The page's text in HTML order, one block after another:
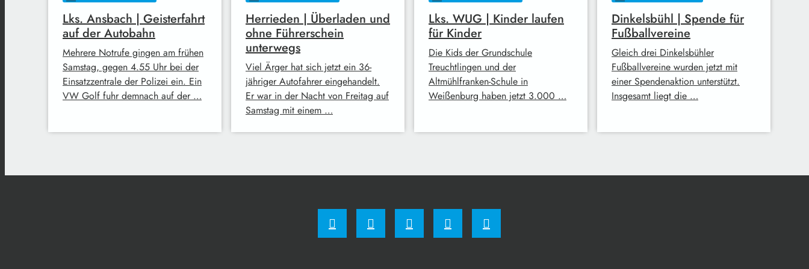
Lks. Ansbach | Geisterfahrt
auf der Autobahn
Mehrere Notrufe gingen am frühen
Samstag, gegen 4.55 Uhr bei der
Einsatzzentrale der Polizei ein. Ein
VW Golf fuhr demnach auf der …
Herrieden | Überladen und
ohne Führerschein
unterwegs
Viel Ärger hat sich jetzt ein 36-
jähriger Autofahrer eingehandelt.
Er war in der Nacht von Freitag auf
Samstag mit einem …
Lks. WUG | Kinder laufen
für Kinder
Die Kids der Grundschule
Treuchtlingen und der
Altmühlfranken-Schule in
Weißenburg haben jetzt 3.000 …
Dinkelsbühl | Spende für
Fußballvereine
Gleich drei Dinkelsbühler
Fußballvereine wurden jetzt mit
einer Spendenaktion unterstützt.
Insgesamt liegt die …